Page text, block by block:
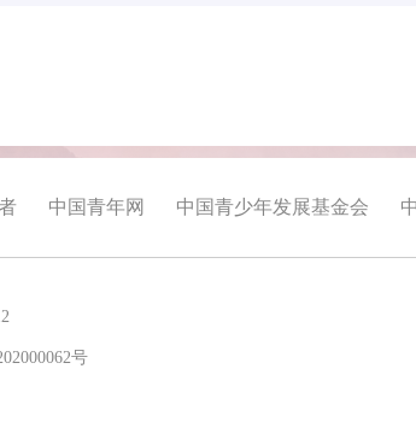
中国青年网 中国青少年发展基金会
号